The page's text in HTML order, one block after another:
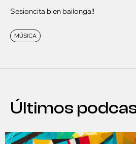
Sesioncita bien bailonga!!
MÚSICA
Últimos